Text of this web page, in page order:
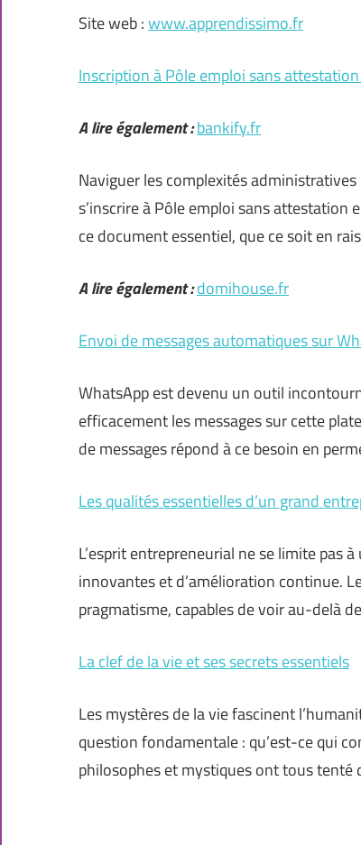
Site web :www.apprendissimo.fr
Inscription à Pôle emploi sans
A lire également :bankify.fr
Naviguer les complexités
s’inscrire à Pôle emploi sans
ce document essentiel, que ce soit en
A lire également :domihouse.fr
Envoi de messages automatiques sur
WhatsApp est devenu un outil
efficacement les messages sur cette
de messages répond à ce besoin en
Les qualités essentielles d’un grand
L’esprit entrepreneurial ne se limite pas
innovantes et d’amélioration continue.
pragmatisme, capables de voir au-delà
La clef de la vie et ses secrets essentiels
Les mystères de la vie fascinent
question fondamentale : qu’est-ce qui
philosophes et mystiques ont tous tenté